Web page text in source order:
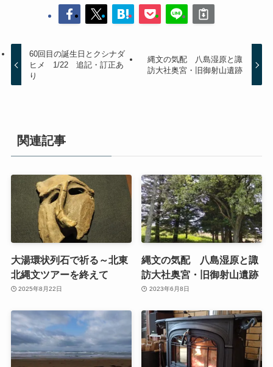
60回目の誕生日とクシナダ
ヒメ 1/22 追記・訂正あ
り
縄文の気配 八島湿原と諏
訪大社奥宮・旧御射山遺跡
関連記事
大湯環状列石で祈る～北東
北縄文ツアーを終えて
2025年8月22日
縄文の気配 八島湿原と諏
訪大社奥宮・旧御射山遺跡
2023年6月8日